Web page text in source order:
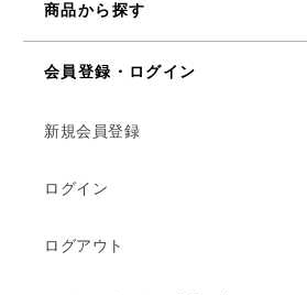
商品から探す
会員登録・ログイン
新規会員登録
ログイン
ログアウト